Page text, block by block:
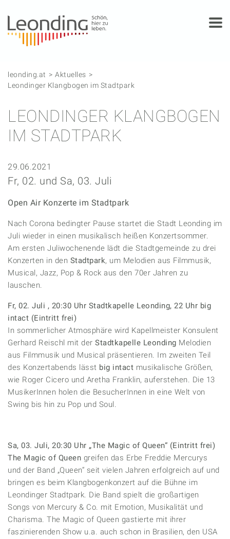
leonding.at
Aktuelles
Leondinger Klangbogen im Stadtpark
LEONDINGER KLANGBOGEN
IM STADTPARK
29.06.2021
Fr, 02. und Sa, 03. Juli
Open Air Konzerte im Stadtpark
Nach Corona bedingter Pause startet die Stadt Leonding im
Juli wieder in einen musikalisch heißen Konzertsommer.
Am ersten Juliwochenende lädt die Stadtgemeinde zu drei
Konzerten in den Stadtpark, um Melodien aus Filmmusik,
Musical, Jazz, Pop & Rock aus den 70er Jahren zu
lauschen.
Fr, 02. Juli , 20:30 Uhr Stadtkapelle Leonding, 22 Uhr big
intact (Eintritt frei)
In sommerlicher Atmosphäre wird Kapellmeister Konsulent
Gerhard Reischl mit der Stadtkapelle Leonding Melodien
aus Filmmusik und Musical präsentieren. Im zweiten Teil
des Konzertabends lässt big intact musikalische Größen,
wie Roger Cicero und Aretha Franklin, auferstehen. Die 13
MusikerInnen holen die BesucherInnen in eine Welt von
Swing bis hin zu Pop und Soul.
Sa, 03. Juli, 20:30 Uhr „The Magic of Queen“ (Eintritt frei)
The Magic of Queen greifen das Erbe Freddie Mercurys
und der Band „Queen“ seit vielen Jahren erfolgreich auf und
bringen es beim Klangbogenkonzert auf die Bühne im
Leondinger Stadtpark. Die Band spielt die großartigen
Songs von Mercury & Co. mit Emotion, Musikalität und
Charisma. The Magic of Queen gastierte mit ihrer
faszinierenden Show u.a. auch schon in Brasilien, den USA